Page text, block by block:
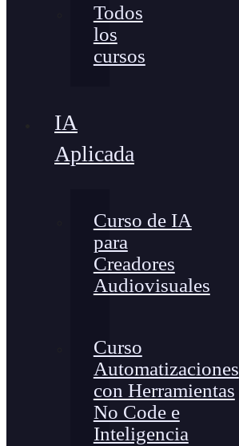
Todos
los
cursos
IA
Aplicada
Curso de IA
para
Creadores
Audiovisuales
Curso
Automatizaciones
con Herramientas
No Code e
Inteligencia